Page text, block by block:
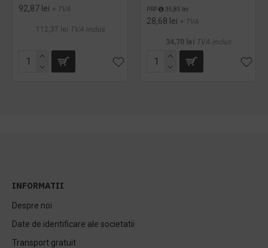
92,87 lei + TVA
112,37 lei TVA inclus
PRP 35,85 lei
28,68 lei + TVA
34,70 lei TVA inclus
INFORMATII
Despre noi
Date de identificare ale societatii
Transport gratuit